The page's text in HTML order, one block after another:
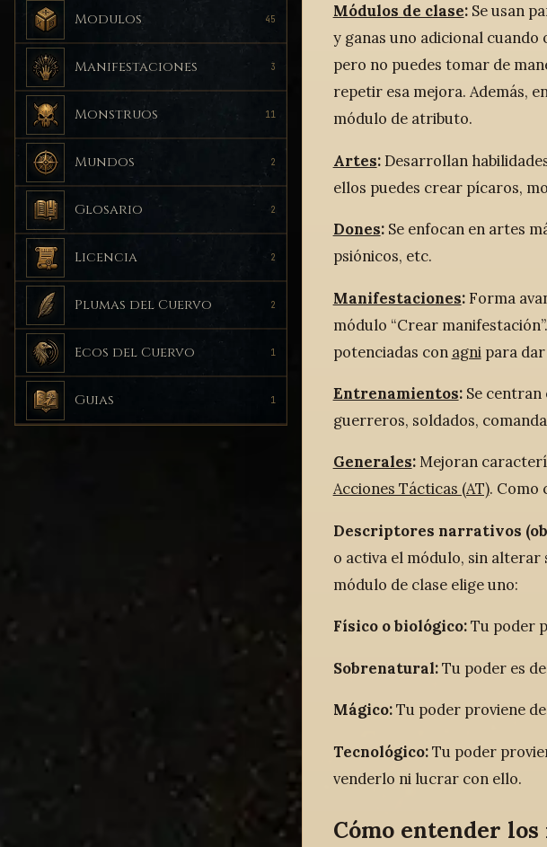
Modulos 45
Manifestaciones 3
Monstruos 11
Mundos 2
Glosario 2
Licencia 2
Plumas del Cuervo 2
Ecos del Cuervo 1
Guias 1
Módulos de clase:Se usan
y ganas uno adicional cuando
pero no puedes tomar de
repetir esa mejora. Además,
módulo de atributo.
Artes:Desarrollan
ellos puedes crear pícaros,
Dones:Se enfocan en artes
psiónicos, etc.
Manifestaciones:Forma
módulo “Crear
potenciadas con agnipara dar
Entrenamientos:Se centran
guerreros, soldados,
Generales:Mejoran
Acciones Tácticas (AT). Como
Descriptores narrativos
o activa el módulo, sin alterar
módulo de clase elige uno:
Físico o biológico:Tu poder
Sobrenatural:Tu poder es
Mágico:Tu poder proviene de
Tecnológico:Tu poder
venderlo ni lucrar con ello.
Cómo entender los